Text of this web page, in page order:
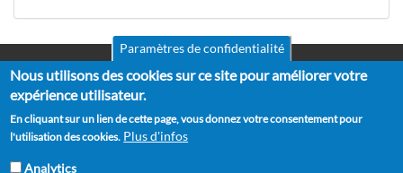
Pied
de
page
Mentions légales
CGV
Politique de confidentialité
Politique de cookies
Paramètres de confidentialité
Nous utilisons des cookies sur ce site pour améliorer votre
expérience utilisateur.
En cliquant sur un lien de cette page, vous donnez votre consentement pour
l'utilisation des cookies. Plus d'infos
Analytics